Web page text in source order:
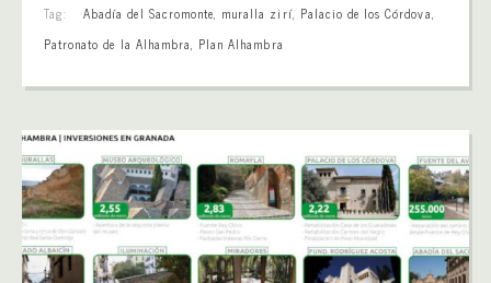
Tag: Abadía del Sacromonte, muralla zirí, Palacio de los Córdova,
Patronato de la Alhambra, Plan Alhambra